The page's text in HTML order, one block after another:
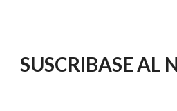
SUSCRIBASE AL